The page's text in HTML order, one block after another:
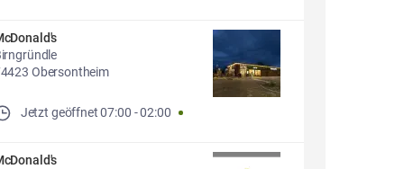
Obersontheim
Jetzt geöffnet 07:00 -02:00